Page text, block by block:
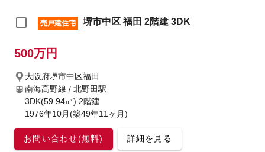
売戸建住宅 堺市中区 福田 2階建 3DK
500万円
大阪府堺市中区福田
南海高野線 / 北野田駅
3DK(59.94㎡) 2階建
1976年10月(築49年11ヶ月)
お問い合わせ(無料) 詳細を見る